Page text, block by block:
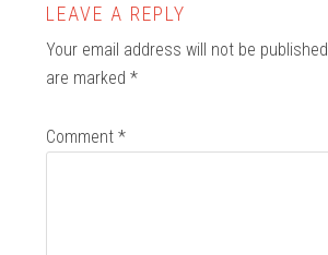
LEAVE A REPLY
Your email address will not be published.
are marked*
Comment*